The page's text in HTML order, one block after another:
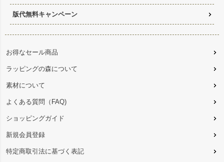
版代無料キャンペーン
お得なセール商品
ラッピングの森について
素材について
よくある質問（FAQ)
ショッピングガイド
新規会員登録
特定商取引法に基づく表記